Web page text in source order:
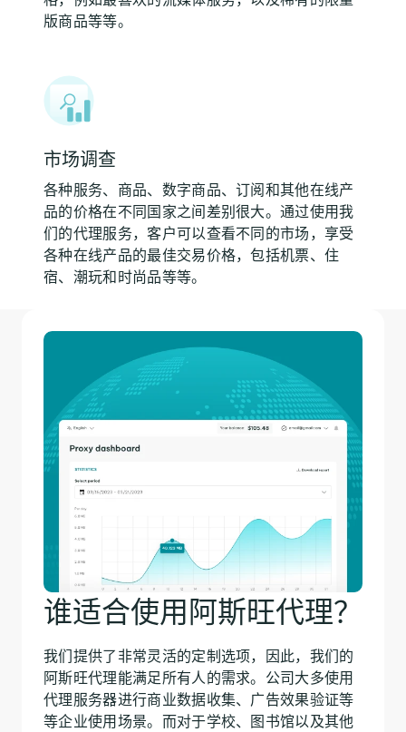
版商品等等。
市场调查
各种服务、商品、数字商品、订阅和其他在线产
品的价格在不同国家之间差别很大。通过使用我
们的代理服务，客户可以查看不同的市场，享受
各种在线产品的最佳交易价格，包括机票、住
宿、潮玩和时尚品等等。
谁适合使用阿斯旺代理？
我们提供了非常灵活的定制选项，因此，我们的
阿斯旺代理能满足所有人的需求。公司大多使用
代理服务器进行商业数据收集、广告效果验证等
等企业使用场景。而对于学校、图书馆以及其他